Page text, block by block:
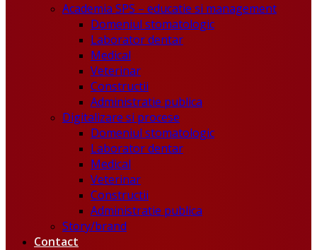
Academia SPS – educatie si management
Domeniul stomatologic
Laborator dentar
Medical
Veterinar
Constructii
Administratie publica
Digitalizare si procese
Domeniul stomatologic
Laborator dentar
Medical
Veterinar
Constructii
Administratie publica
Story/brand
Contact